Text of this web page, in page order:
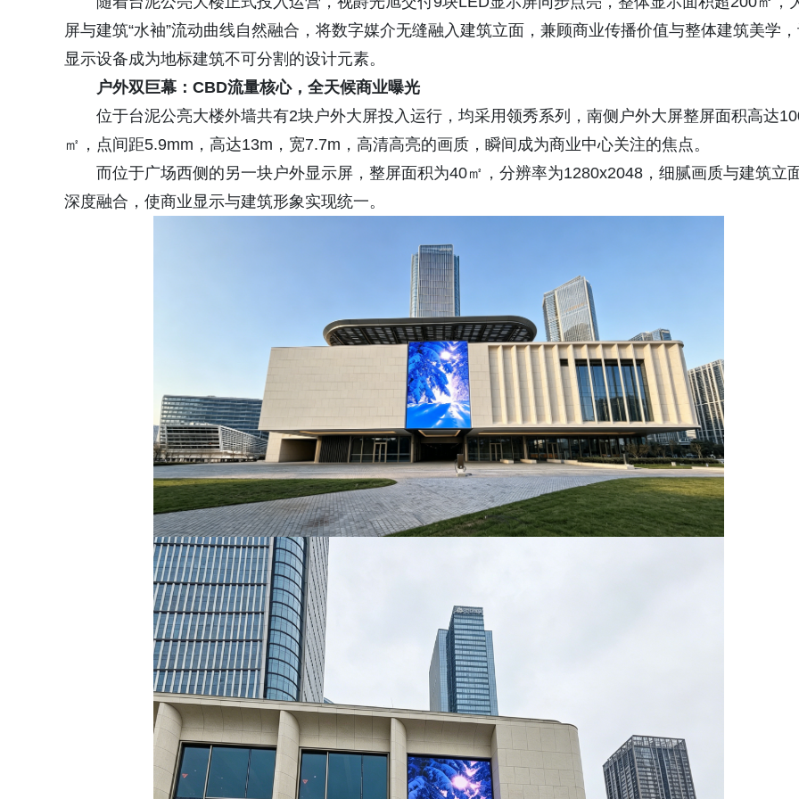
屏与建筑“水袖”流动曲线自然融合，将数字媒介无缝融入建筑立面，兼顾商业传播价值与整体建筑美学
显示设备成为地标建筑不可分割的设计元素。
户外双巨幕：CBD流量核心，全天候商业曝光
位于台泥公亮大楼外墙共有2块户外大屏投入运行，均采用领秀系列，南侧户外大屏整屏面积高达
㎡，点间距5.9mm，高达13m，宽7.7m，高清高亮的画质，瞬间成为商业中心关注的焦点。
而位于广场西侧的另一块户外显示屏，整屏面积为40㎡，分辨率为1280x2048，细腻画质与建筑立
深度融合，使商业显示与建筑形象实现统一。